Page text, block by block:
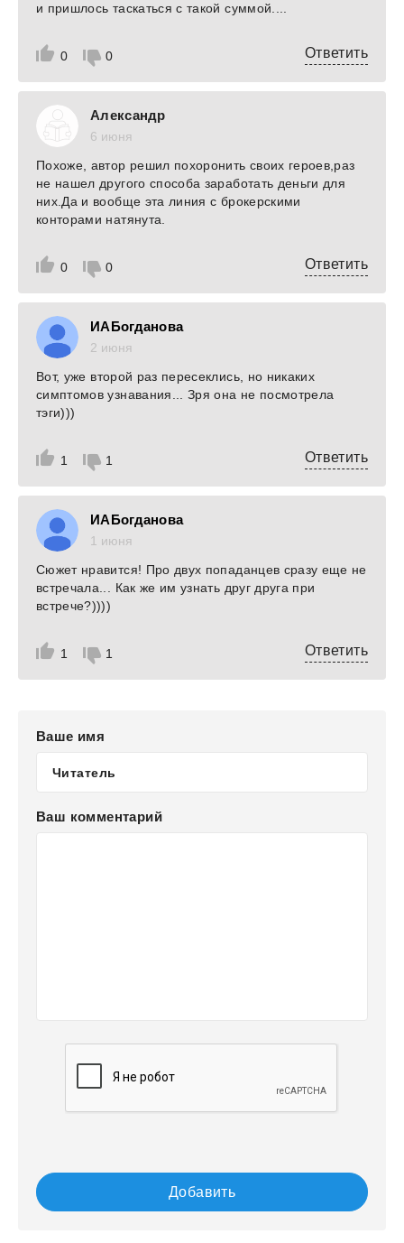
0 0
и пришлось таскаться с такой суммой....
Ответить
Александр
6 июня
0 0
Похоже, автор решил похоронить своих героев,раз
не нашел другого способа заработать деньги для
них.Да и вообще эта линия с брокерскими
конторами натянута.
Ответить
ИАБогданова
2 июня
1 1
Вот, уже второй раз пересеклись, но никаких
симптомов узнавания... Зря она не посмотрела
тэги)))
Ответить
ИАБогданова
1 июня
1 1
Сюжет нравится! Про двух попаданцев сразу еще не
встречала... Как же им узнать друг друга при
встрече?))))
Ответить
Ваше имя
Ваш комментарий
Добавить